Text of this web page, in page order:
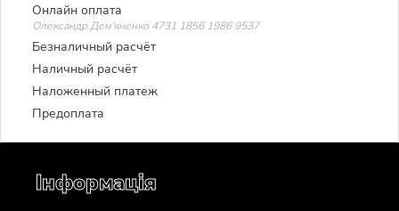
Онлайн оплата
Олександр Дем'яненко 4731 1856 1986 9537
Безналичный расчёт
Наличный расчёт
Наложенный платеж
Предоплата
Інформація